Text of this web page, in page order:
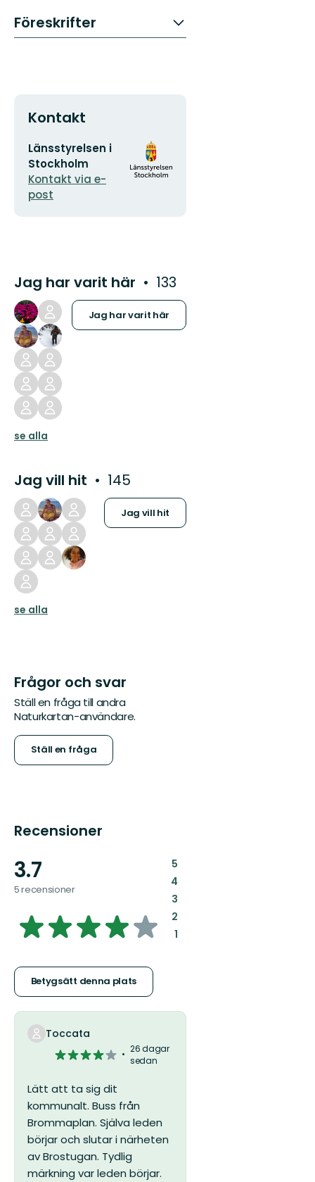
Föreskrifter
Kontakt
E-
postadress
Länsstyrelsen i
Stockholm
Kontakt via e-
post
Organisationens
logotyp
Jag har varit här 133
Jag har varit här
se alla
Jag vill hit 145
Jag vill hit
se alla
Frågor och svar
Ställ en fråga till andra
Naturkartan-användare.
Ställ en fråga
Recensioner
3.7
5 recensioner
3.6959325396825395
5
stjärnor
Betygsätt denna plats
5:
4:
3:
2:
1:
Toccata
4
5
stjärnor
26 dagar
sedan
Lätt att ta sig dit
kommunalt. Buss från
Brommaplan. Själva leden
börjar och slutar i närheten
av Brostugan. Tydlig
märkning var leden börjar.